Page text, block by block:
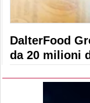
DalterFood
da 20 milioni